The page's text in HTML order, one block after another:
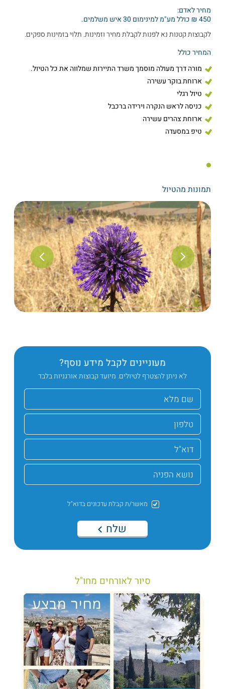
מחיר לאדם:
450 ₪ כולל מע"מ למינימום 30 איש משלמים.
לקבוצות קטנות נא לפנות לקבלת מחיר וזמינות. תלוי בזמינות ספקים.
המחיר כולל
מורה דרך מעולה מוסמך משרד התיירות שמלווה את כל הטיול.
ארוחת בוקר עשירה
טיול רגלי
כניסה לראש הנקרה וירידה ברכבל
ארוחת צהרים עשירה
טיפ במסעדה
תמונות מהטיול
מעוניינים לקבל מידע נוסף?
לא ניתן להצטרף לטיולים. מיועד קבוצות אורגניות בלבד
מאשר/ת קבלת עדכונים בדוא"ל
שלח
סיור לאורחים מחו"ל